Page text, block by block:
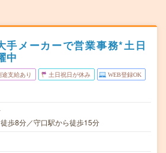
手メーカーで営業事務*土日
中
途支給あり 土日祝日が休み WEB登録OK
歩8分／守口駅から徒歩15分